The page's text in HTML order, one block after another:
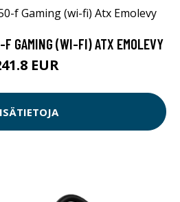
GAMING (WI-FI) ATX EMOLEVY
EUR